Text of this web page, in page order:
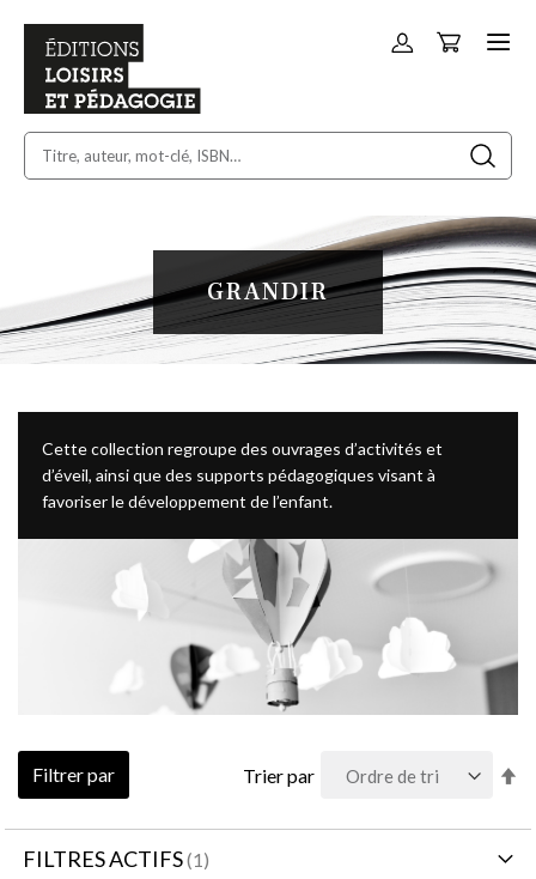
Allez
Panier
GRANDIR
Cette collection regroupe des ouvrages d’activités et
d’éveil, ainsi que des supports pédagogiques visant à
favoriser le développement de l’enfant.
Trier par
Filtrer par
FILTRES ACTIFS